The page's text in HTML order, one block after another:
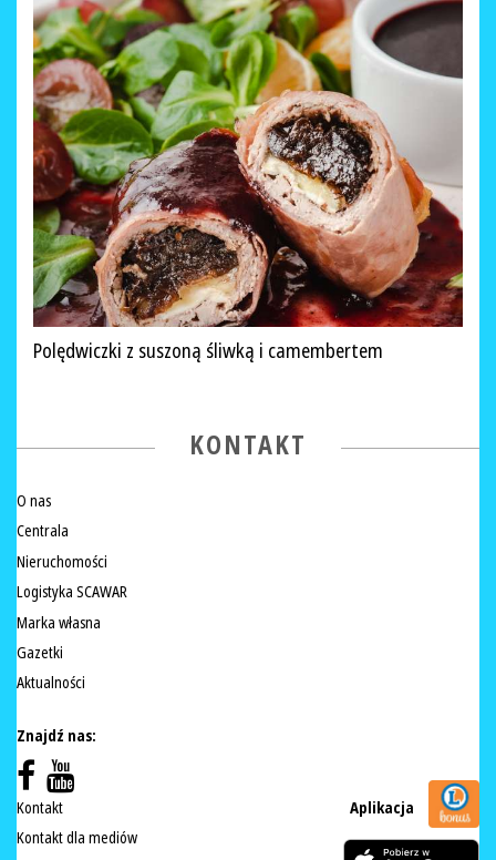
Polędwiczki z suszoną śliwką i camembertem
KONTAKT
O nas
Centrala
Nieruchomości
Logistyka SCAWAR
Marka własna
Gazetki
Aktualności
Znajdź nas:
Kontakt
Kontakt dla mediów
Aplikacja